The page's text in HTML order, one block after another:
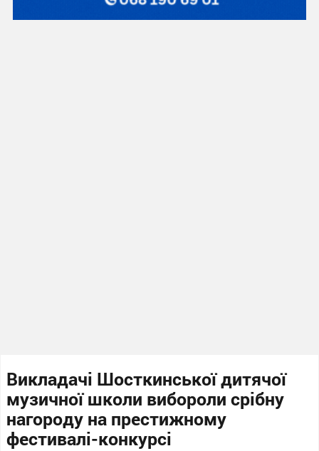
Викладачі Шосткинської дитячої
музичної школи вибороли срібну
нагороду на престижному
фестивалі-конкурсі